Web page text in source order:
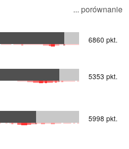
... porównanie
6860 pkt.
5353 pkt.
5998 pkt.